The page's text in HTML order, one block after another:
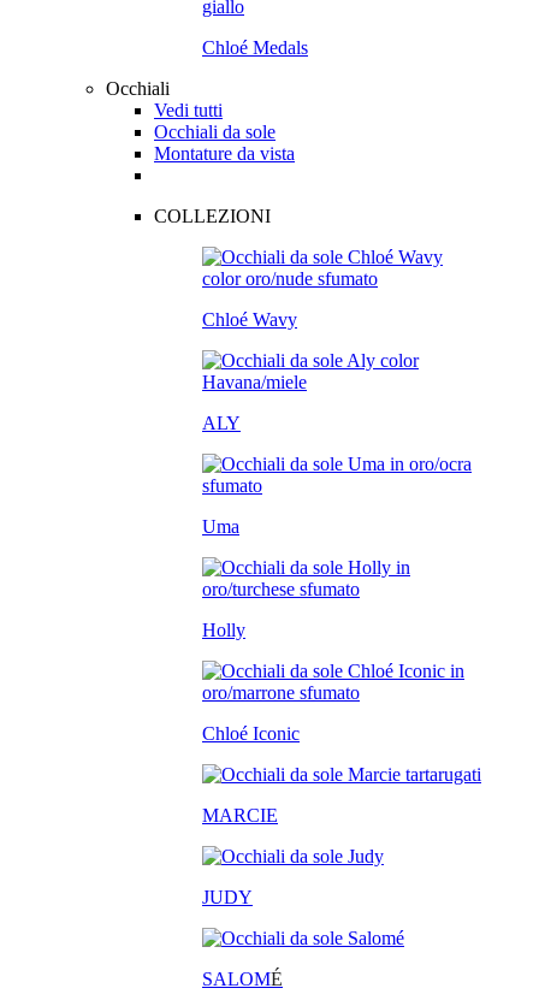
Chloé Medals
Occhiali
Vedi tutti
Occhiali da sole
Montature da vista
COLLEZIONI
Chloé Wavy
ALY
Uma
Holly
Chloé Iconic
MARCIE
JUDY
SALOMÉ